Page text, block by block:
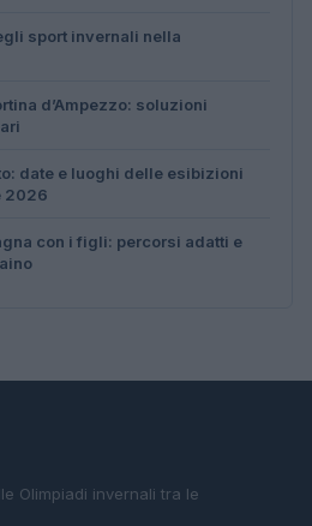
sport invernali nella
d’Ampezzo: soluzioni
date e luoghi delle esibizioni
2026
con i figli: percorsi adatti e
Olimpiadi invernali tra le